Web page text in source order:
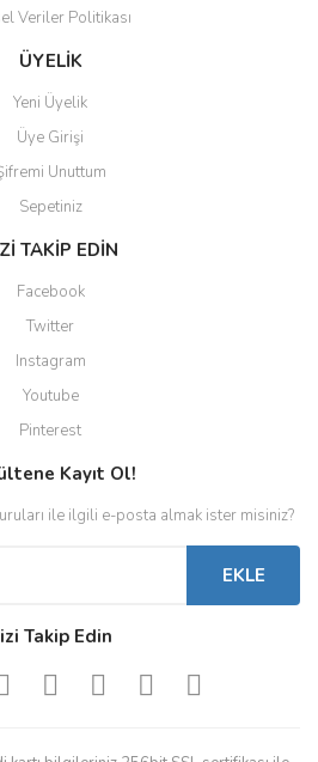
Gönder
Veriler Politikası
ÜYELİK
Yeni Üyelik
Üye Girişi
Unuttum
Sepetiniz
TAKİP EDİN
Facebook
Twitter
Instagram
Youtube
Pinterest
Kayıt Ol!
ile ilgili e-posta almak ister misiniz?
EKLE
Takip Edin